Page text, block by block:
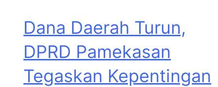
Dana Daerah Turun,
DPRD Pamekasan
Tegaskan Kepentingan